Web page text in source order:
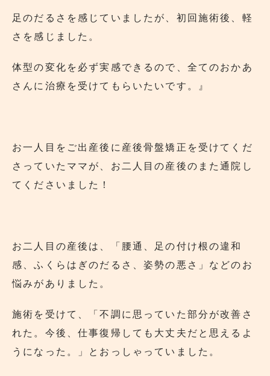
足のだるさを感じていましたが、初回施術後、軽
さを感じました。
体型の変化を必ず実感できるので、全てのおかあ
さんに治療を受けてもらいたいです。』
お一人目をご出産後に産後骨盤矯正を受けてくだ
さっていたママが、お二人目の産後のまた通院し
てくださいました！
お二人目の産後は、「腰通、足の付け根の違和
感、ふくらはぎのだるさ、姿勢の悪さ」などのお
悩みがありました。
施術を受けて、「不調に思っていた部分が改善さ
れた。今後、仕事復帰しても大丈夫だと思えるよ
うになった。」とおっしゃっていました。